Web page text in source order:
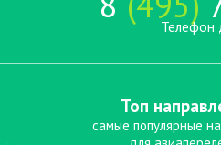
Телефон
Топ
самые популярные